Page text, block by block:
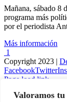
Valoramos
Mañana, sábado 8
programa más
por el periodista
Más información
1
Copyright 2023 |
FacebookTwitter
Page load link
Warning: